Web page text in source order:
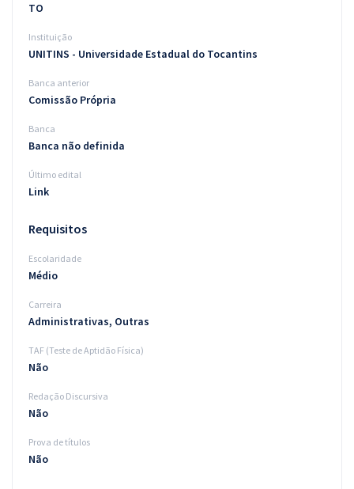
TO
Instituição
UNITINS - Universidade Estadual do Tocantins
Banca anterior
Comissão Própria
Banca
Banca não definida
Último edital
Link
Requisitos
Escolaridade
Médio
Carreira
Administrativas, Outras
TAF (Teste de Aptidão Física)
Não
Redação Discursiva
Não
Prova de títulos
Não